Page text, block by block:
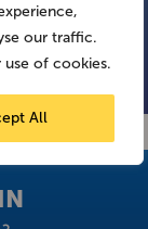
our traffic.
of cookies.
All